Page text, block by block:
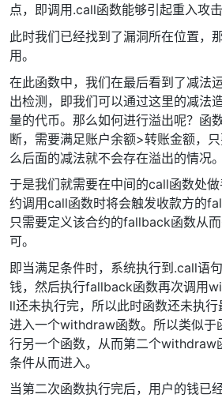
点，即调用.call函数能够引起重入攻击
此时我们已经找到了漏洞所在位置，
用。
在此函数中，我们在最后看到了减法
出检测，即我们可以通过这里的减法
量的代币。那么如何进行溢出呢？函
断，需要满足账户余额>转账金额，
么后面的减法就不会存在溢出的情况。
于是我们就需要在中间的call函数处
约调用call函数时将会触发收款方的
只需要定义该合约的fallback函数从
可。
即当满足条件时，系统执行到.call语
钱，然后执行fallback函数再次调用
ll还未执行完，所以此时函数还未执
进入一个withdraw函数。所以类似于
行另一个函数，从而第二个withdraw
条件从而进入。
当第二次函数执行完后，用户的钱